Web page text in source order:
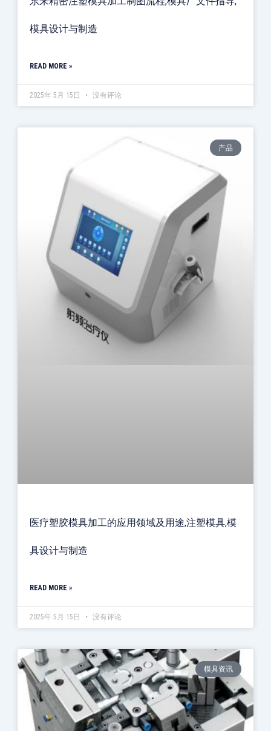
模具设计与制造
READ MORE »
2025年 5月 15日 没有评论
产品
医疗塑胶模具加工的应用领域及用途,注塑模具,模
具设计与制造
READ MORE »
2025年 5月 15日 没有评论
模具资讯